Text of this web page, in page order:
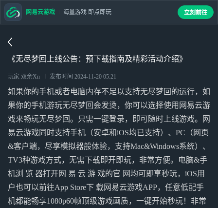
《无尽梦回上线公告：预下载指南及精彩活动介绍》
玩家 双余Xn 发布时间 2024-11-20 05:21
如果你的手机或者电脑内存不足以支持无尽梦回的运行，如
果你的手机游玩无尽梦回会发烫，你可以选择使用网易云游
戏来畅玩无尽梦回。只需一键登录，即可随时上线游戏。网
易云游戏同时支持手机（安卓和iOS均已支持）、PC（网页
&客户端，尽享模拟器般体验，支持Mac&Windows系统）、
TV3种游戏方式，无需下载即开即玩，非常方便。电脑&手
机浏 览 器打开网 易 云 游 戏的官 网均可即享秒玩，iOS用
户也可以前往App Store下 载网易云游戏APP，任意低配手
机都能畅享1080p60帧顶级游戏画质，一键开始秒玩！非常
网易云游戏 海量游戏 即点即玩 立刻前往